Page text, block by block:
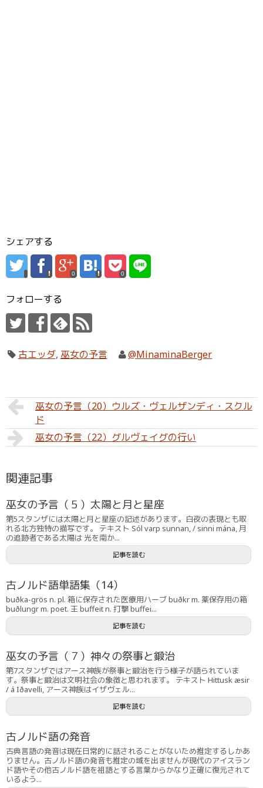
シェアする
0 0
フォローする
古エッダ, 巫女の予言 @MinaminaBerger
巫女の予言（20）ウルズ・ヴェルザンディ・スクル
ド
巫女の予言（22）グルヴェイグの行い
関連記事
巫女の予言（５）太陽と月と星座
第5スタンザには太陽と月と星座の記述があります。白夜の表現とも取
れる北方独特の描写です。 テキスト Sól varp sunnan, / sinni mána, 月
の追跡者である太陽は 光を南か...
記事を読む
古ノルド語単語集（14）
buðka-grös n. pl. 箱に保存された医療用ハーブ buðkr m. 薬保存用の箱
buðlungr m. poet. 王 buffeit n. 打撃 buffei...
記事を読む
巫女の予言（７）神々の祭事と鍛治
第7スタンザではアース神族が祭事と鍛治を行う様子が語られていま
す。祭事と鍛治は文明社会の象徴と思われます。 テキスト Hittusk æsir
/ á Iðavelli, アース神族はイザヴェル...
記事を読む
古ノルド語の発音
古典言語の発音は現在日常的に話されることがないため推定するしかあ
りません。古ノルド語の発音も推定の域を出ませんが現代のアイスラン
ド語やその他古ノルド語を祖語とする言葉からかなり正確に復元されて
いるよう...